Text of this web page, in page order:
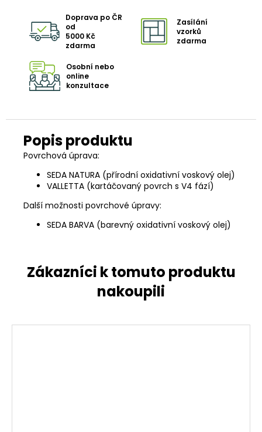
Doprava po ČR
od
5000 Kč
zdarma
Zasílání
vzorků
zdarma
Osobní nebo
online
konzultace
Povrchová úprava:
SEDA NATURA (přírodní oxidativní voskový olej)
VALLETTA (kartáčovaný povrch s V4 fází)
Další možnosti povrchové úpravy:
SEDA BARVA (barevný oxidativní voskový olej)